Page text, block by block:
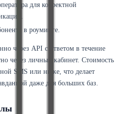
для корректной
в роуминге.
через API с ответом в течение
через личный кабинет. Стоимость
SMS или ниже, что делает
даже для больших баз.